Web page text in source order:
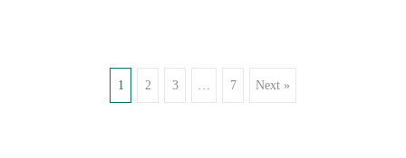
1 2 3 … 7 Next »